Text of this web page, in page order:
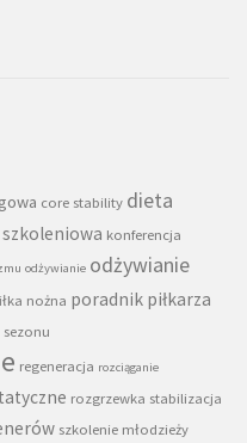
core stability dieta
konferencja
odżywianie odżywianie
nożna poradnik piłkarza
regeneracja rozciąganie
rozgrzewka stabilizacja
szkolenie młodzieży